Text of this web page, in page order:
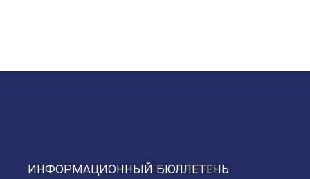
ИНФОРМАЦИОННЫЙ БЮЛЛЕТЕНЬ